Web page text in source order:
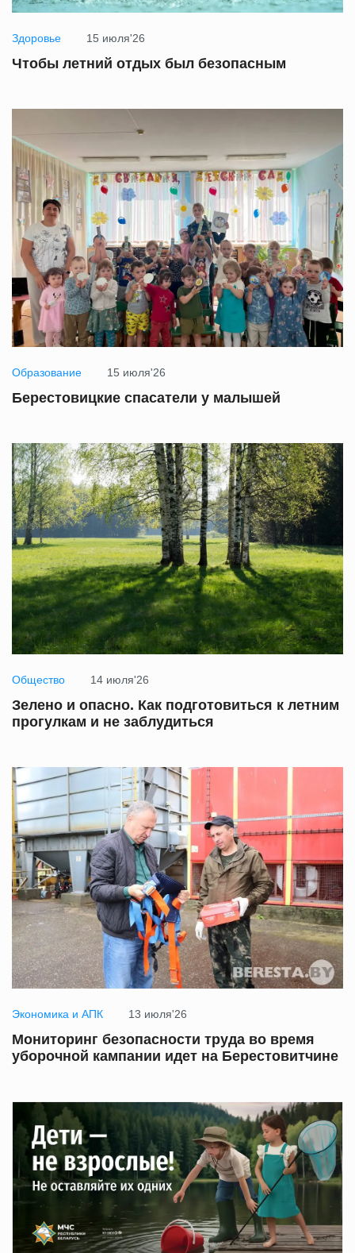
Здоровье 15 июля'26
Чтобы летний отдых был безопасным
Образование 15 июля'26
Берестовицкие спасатели у малышей
Общество 14 июля'26
Зелено и опасно. Как подготовиться к летним
прогулкам и не заблудиться
Экономика и АПК 13 июля'26
Мониторинг безопасности труда во время
уборочной кампании идет на Берестовитчине